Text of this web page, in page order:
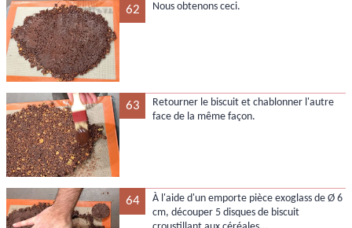
62 Nous obtenons ceci.
63
Retourner le biscuit et chablonner l'autre
face de la même façon.
64
À l'aide d'un emporte pièce exoglass de Ø 6
cm, découper 5 disques de biscuit